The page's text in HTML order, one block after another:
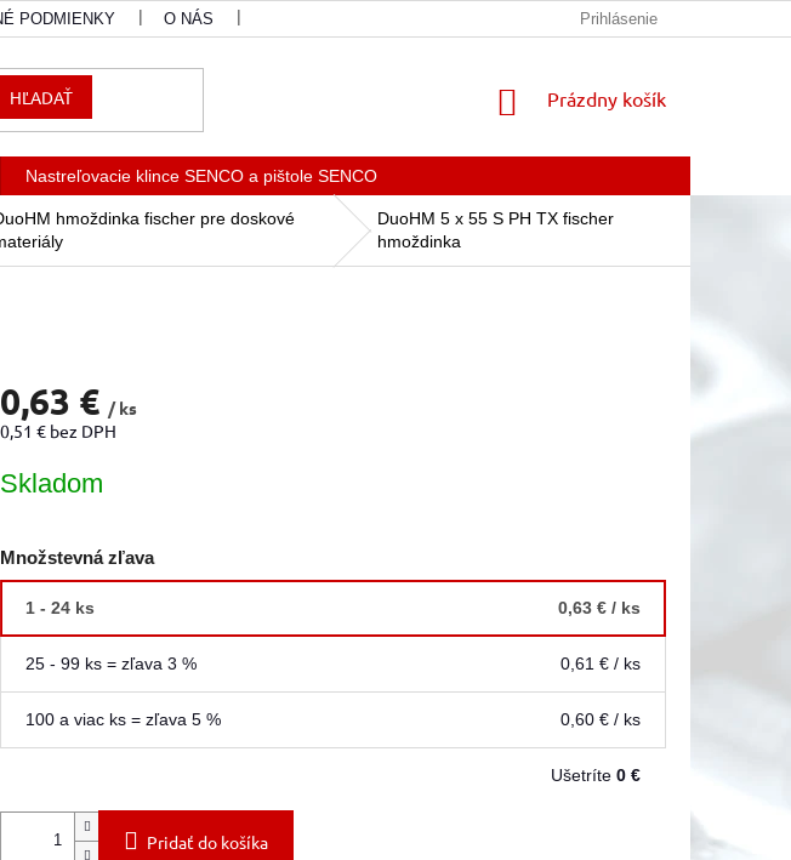
PODMIENKY O NÁS Prihlásenie
HĽADAŤ
NÁKUPNÝ
Prázdny košík
Nastreľovacie klince SENCO a pištole SENCO
hmoždinka fischer pre doskové
DuoHM 5 x 55 S PH TX fischer
hmoždinka
0,63 € / ks
0,51 € bez DPH
cena:
Skladom
Množstevná zľava
1 - 24 ks 0,63 € / ks
25 - 99 ks = zľava 3 % 0,61 € / ks
100 a viac ks = zľava 5 % 0,60 € / ks
Ušetríte 0 €
Pridať do košíka